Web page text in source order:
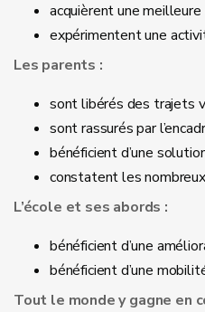
acquièrent une
expérimentent une
Les parents :
sont libérés des trajets
sont rassurés par
bénéficient d’une
constatent les
L’école et ses abords :
bénéficient d’une
bénéficient d’une
Tout le monde y gagne en